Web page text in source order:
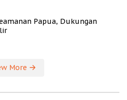
Papua, Dukungan
More